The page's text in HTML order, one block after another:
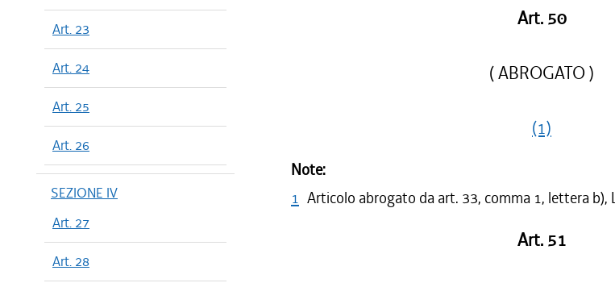
Art. 23
Art. 24
Art. 25
Art. 26
SEZIONE IV
Art. 27
Art. 28
Art. 50
( ABROGATO )
(1)
Note:
1 Articolo abrogato da art. 33, comma 1, lettera b),
Art. 51